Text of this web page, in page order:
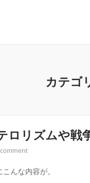
カテゴ
ロリズムや戦
んな内容が。